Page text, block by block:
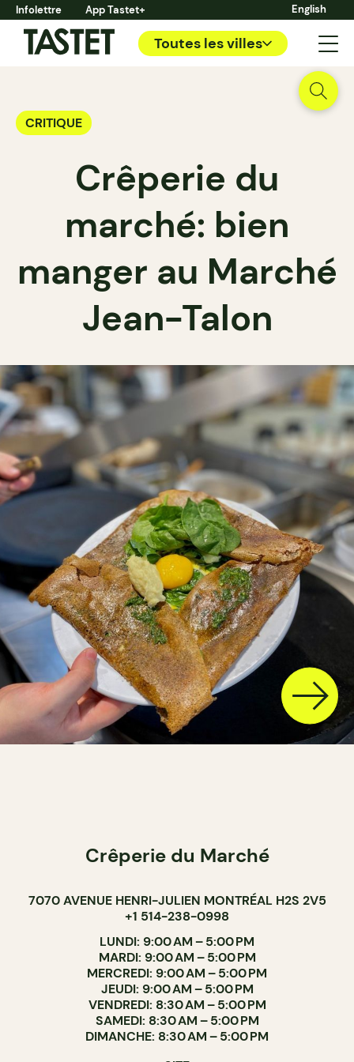
Infolettre App Tastet+ English
Toutes les villes
CRITIQUE
Crêperie du
marché: bien
manger au Marché
Jean-Talon
Crêperie du Marché
7070 AVENUE HENRI-JULIEN MONTRÉAL H2S 2V5
+1 514-238-0998
LUNDI: 9:00 AM – 5:00 PM
MARDI: 9:00 AM – 5:00 PM
MERCREDI: 9:00 AM – 5:00 PM
JEUDI: 9:00 AM – 5:00 PM
VENDREDI: 8:30 AM – 5:00 PM
SAMEDI: 8:30 AM – 5:00 PM
DIMANCHE: 8:30 AM – 5:00 PM